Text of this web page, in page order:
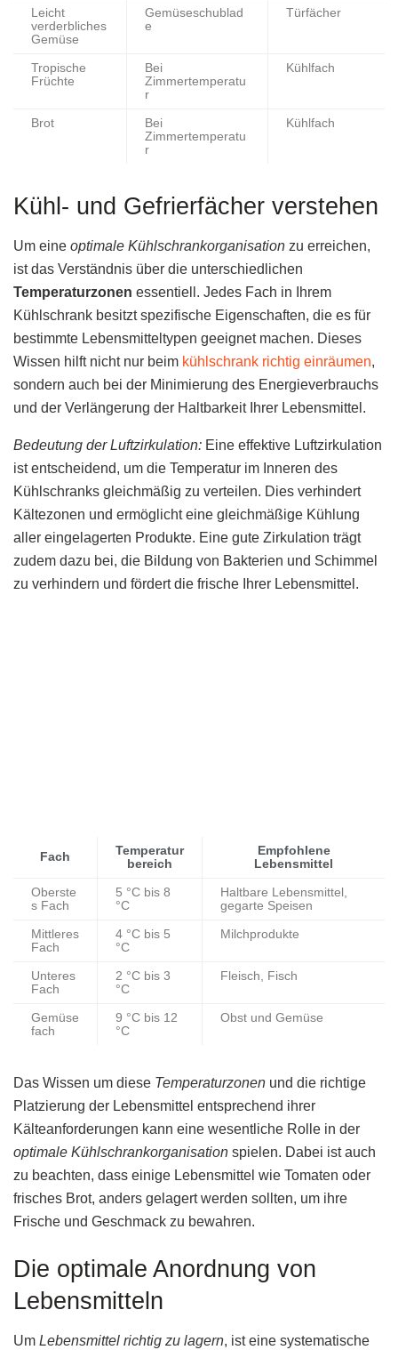
Leicht
verderbliches
Gemüse
Gemüseschublad
e
Türfächer
Tropische
Früchte
Bei
Zimmertemperatu
r
Kühlfach
Brot
Bei
Zimmertemperatu
r
Kühlfach
Kühl- und Gefrierfächer verstehen
Um eine optimale Kühlschrankorganisation zu erreichen,
ist das Verständnis über die unterschiedlichen
Temperaturzonen essentiell. Jedes Fach in Ihrem
Kühlschrank besitzt spezifische Eigenschaften, die es für
bestimmte Lebensmitteltypen geeignet machen. Dieses
Wissen hilft nicht nur beim kühlschrank richtig einräumen,
sondern auch bei der Minimierung des Energieverbrauchs
und der Verlängerung der Haltbarkeit Ihrer Lebensmittel.
Bedeutung der Luftzirkulation: Eine effektive Luftzirkulation
ist entscheidend, um die Temperatur im Inneren des
Kühlschranks gleichmäßig zu verteilen. Dies verhindert
Kältezonen und ermöglicht eine gleichmäßige Kühlung
aller eingelagerten Produkte. Eine gute Zirkulation trägt
zudem dazu bei, die Bildung von Bakterien und Schimmel
zu verhindern und fördert die frische Ihrer Lebensmittel.
Fach
Temperatur
bereich
Empfohlene
Lebensmittel
Oberste
s Fach
5 °C bis 8
°C
Haltbare Lebensmittel,
gegarte Speisen
Mittleres
Fach
4 °C bis 5
°C
Milchprodukte
Unteres
Fach
2 °C bis 3
°C
Fleisch, Fisch
Gemüse
fach
9 °C bis 12
°C
Obst und Gemüse
Das Wissen um diese Temperaturzonen und die richtige
Platzierung der Lebensmittel entsprechend ihrer
Kälteanforderungen kann eine wesentliche Rolle in der
optimale Kühlschrankorganisation spielen. Dabei ist auch
zu beachten, dass einige Lebensmittel wie Tomaten oder
frisches Brot, anders gelagert werden sollten, um ihre
Frische und Geschmack zu bewahren.
Die optimale Anordnung von
Lebensmitteln
Um Lebensmittel richtig zu lagern, ist eine systematische